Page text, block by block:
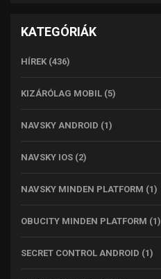
KATEGÓRIÁK
HÍREK (436)
KIZÁRÓLAG MOBIL (5)
NAVSKY ANDROID (1)
NAVSKY IOS (2)
NAVSKY MINDEN PLATFORM (1)
OBUCITY MINDEN PLATFORM (1)
SECRET CONTROL ANDROID (1)